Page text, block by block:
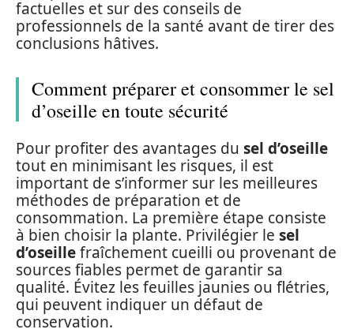
factuelles et sur des conseils de
professionnels de la santé avant de tirer des
conclusions hâtives.
Comment préparer et consommer le sel
d’oseille en toute sécurité
Pour profiter des avantages du sel d’oseille
tout en minimisant les risques, il est
important de s’informer sur les meilleures
méthodes de préparation et de
consommation. La première étape consiste
à bien choisir la plante. Privilégier le sel
d’oseillefraîchement cueilli ou provenant de
sources fiables permet de garantir sa
qualité. Évitez les feuilles jaunies ou flétries,
qui peuvent indiquer un défaut de
conservation.